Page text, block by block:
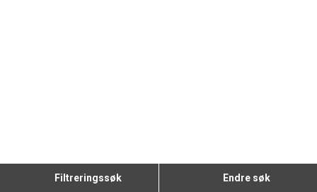
Filtreringssøk Endre søk